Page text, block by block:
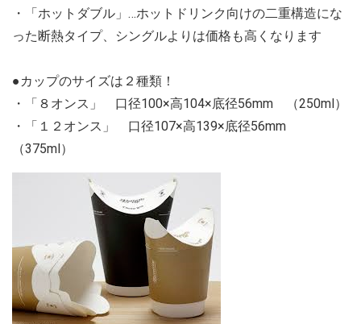
・「ホットダブル」…ホットドリンク向けの二重構造にな
った断熱タイプ、シングルよりは価格も高くなります
●カップのサイズは２種類！
・「８オンス」 口径100×高104×底径56mm （250ml）
・「１２オンス」 口径107×高139×底径56mm
（375ml）